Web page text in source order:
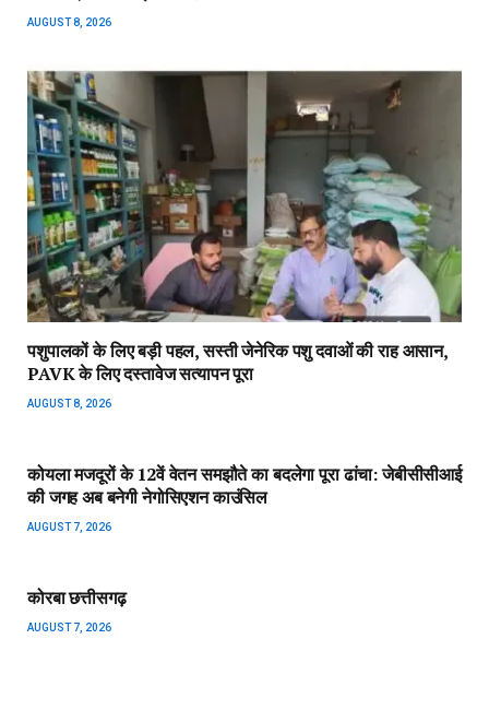
AUGUST 8, 2026
पशुपालकों के लिए बड़ी पहल, सस्ती जेनेरिक पशु दवाओं की राह आसान,
PAVK के लिए दस्तावेज सत्यापन पूरा
AUGUST 8, 2026
कोयला मजदूरों के 12वें वेतन समझौते का बदलेगा पूरा ढांचा: जेबीसीसीआई
की जगह अब बनेगी नेगोसिएशन काउंसिल
AUGUST 7, 2026
कोरबा छत्तीसगढ़
AUGUST 7, 2026